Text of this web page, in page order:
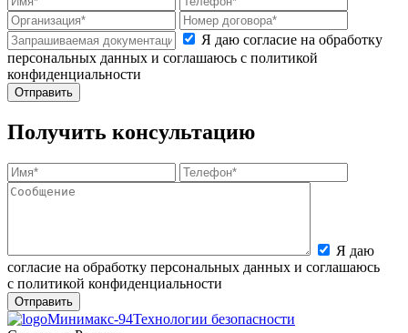
Я даю согласие на обработку
персональных данных и соглашаюсь с политикой
конфиденциальности
Получить консультацию
Я даю
согласие на обработку персональных данных и соглашаюсь
с политикой конфиденциальности
Минимакс-94Технологии безопасности